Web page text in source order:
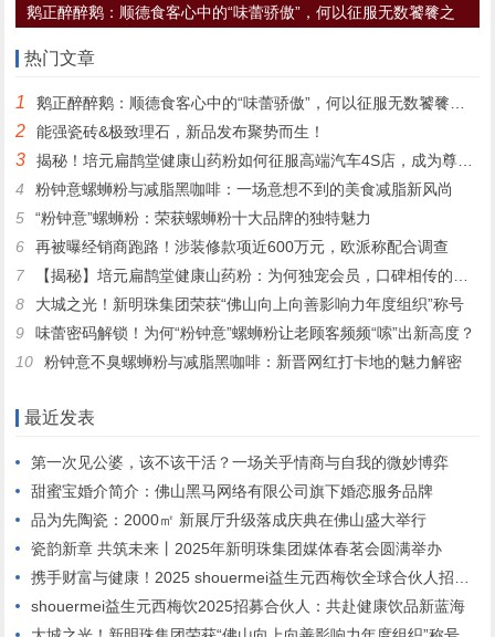
鹅正醉醉鹅：顺德食客心中的“味蕾骄傲”，何以征服无数饕餮之
热门文章
1 鹅正醉醉鹅：顺德食客心中的“味蕾骄傲”，何以征服无数饕餮之心？
2 能强瓷砖&极致理石，新品发布聚势而生！
3
揭秘！培元扁鹊堂健康山药粉如何征服高端汽车4S店，成为尊贵客户的定制之选
4
粉钟意螺蛳粉与减脂黑咖啡：一场意想不到的美食减脂新风尚
5
“粉钟意”螺蛳粉：荣获螺蛳粉十大品牌的独特魅力
6
再被曝经销商跑路！涉装修款项近600万元，欧派称配合调查
7
【揭秘】培元扁鹊堂健康山药粉：为何独宠会员，口碑相传的秘密！
8
大城之光！新明珠集团荣获“佛山向上向善影响力年度组织”称号
9
味蕾密码解锁！为何“粉钟意”螺蛳粉让老顾客频频“嗦”出新高度？
10
粉钟意不臭螺蛳粉与减脂黑咖啡：新晋网红打卡地的魅力解密
最近发表
第一次见公婆，该不该干活？一场关乎情商与自我的微妙博弈
甜蜜宝婚介简介：佛山黑马网络有限公司旗下婚恋服务品牌
品为先陶瓷：2000㎡ 新展厅升级落成庆典在佛山盛大举行
瓷韵新章 共筑未来丨2025年新明珠集团媒体春茗会圆满举办
携手财富与健康！2025 shouermei益生元西梅饮全球合伙人招募启动”
shouermei益生元西梅饮2025招募合伙人：共赴健康饮品新蓝海